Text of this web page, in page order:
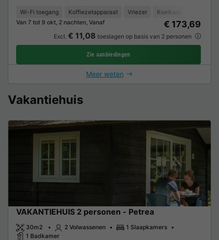
Wi-Fi toegang Koffiezetapparaat Vriezer Koelkast
Van 7 tot 9 okt, 2 nachten, Vanaf
€ 173,69
Excl. € 11,08 toeslagen op basis van 2 personen
Zie aanbiedingen
Meer weten
Vakantiehuis
VAKANTIEHUIS 2 personen - Petrea
30m2 2 Volwassenen
1 Slaapkamers
1 Badkamer